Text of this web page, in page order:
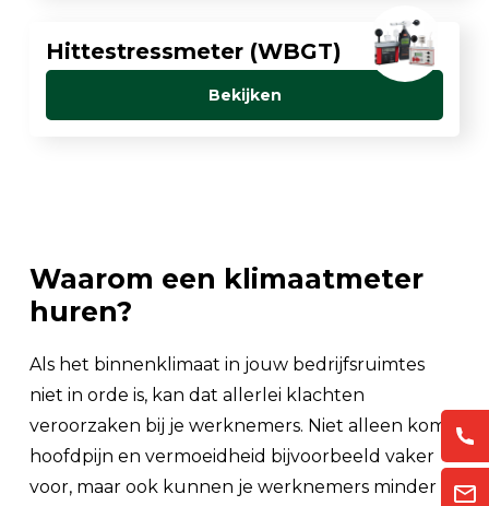
Hittestressmeter (WBGT)
Bekijken
Waarom een klimaatmeter
huren?
Als het binnenklimaat in jouw bedrijfsruimtes
niet in orde is, kan dat allerlei klachten
veroorzaken bij je werknemers. Niet alleen komt
hoofdpijn en vermoeidheid bijvoorbeeld vaker
voor, maar ook kunnen je werknemers minder